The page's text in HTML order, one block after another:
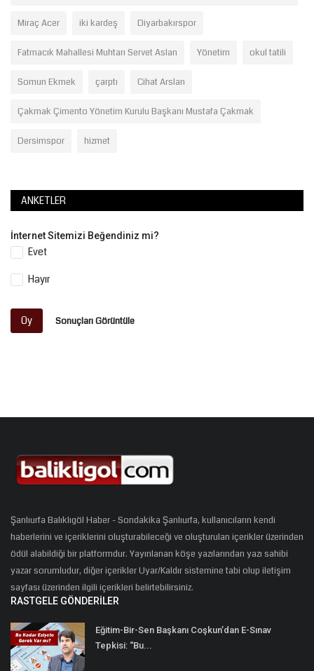
Miraç Acer iki kardeş Diyarbakırspor
Fatmacık Mahallesi Muhtarı Servet Aslan Yönetim okul tatili
Somun Ekmek çarptı Cihat Arslan
Çakmak Çimento Yönetim Kurulu Başkanı Mustafa Çakmak
Dersimspor hizmet
ANKETLER
İnternet Sitemizi Beğendiniz mi?
Evet
Hayır
Oy Sonuçları Görüntüle
Şanlıurfa Balıklıgöl Haber - Sondakika Şanlıurfa, kullanıcıların kendi
haberlerini ve içeriklerini oluşturabileceği ve oluşturulan içerikler üzerinden
ödül alabildiği bir platformdur. Yayınlanan köşe yazılarından yazı sahibi
yazar sorumludur, diğer içerikler Uyar/Kaldır sistemine tabi olup iletişim
sayfası üzerinden ilgili içerikleri belirtebilirsiniz.
RASTGELE GÖNDERILER
Eğitim-Bir-Sen Başkanı Coşkun’dan E-Sınav
Tepkisi: “Bu...